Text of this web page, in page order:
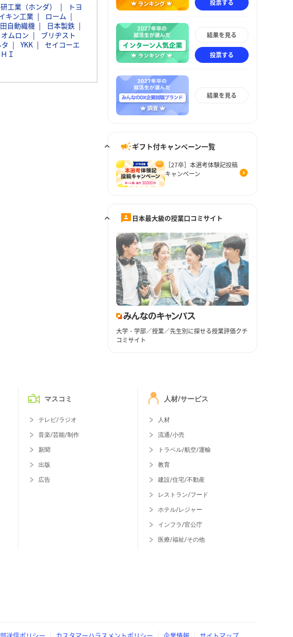
工業（ホンダ）
トヨ
キン工業
ローム
自動織機
日本製鉄
オムロン
ブリヂスト
YKK
セイコーエ
Ｉ
投票する
結果を見る
投票する
結果を見る
ギフト付キャンペーン一覧
［27卒］本選考体験記投稿
キャンペーン
日本最大級の授業口コミサイト
大学・学部／授業／先生別に探せる授業評価クチ
コミサイト
マスコミ
テレビ/ラジオ
音楽/芸能/制作
新聞
出版
広告
人材/サービス
人材
流通/小売
トラベル/航空/運輸
教育
建設/住宅/不動産
レストラン/フード
ホテル/レジャー
インフラ/官公庁
医療/福祉/その他